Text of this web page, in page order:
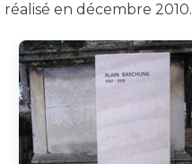
en décembre 2010.